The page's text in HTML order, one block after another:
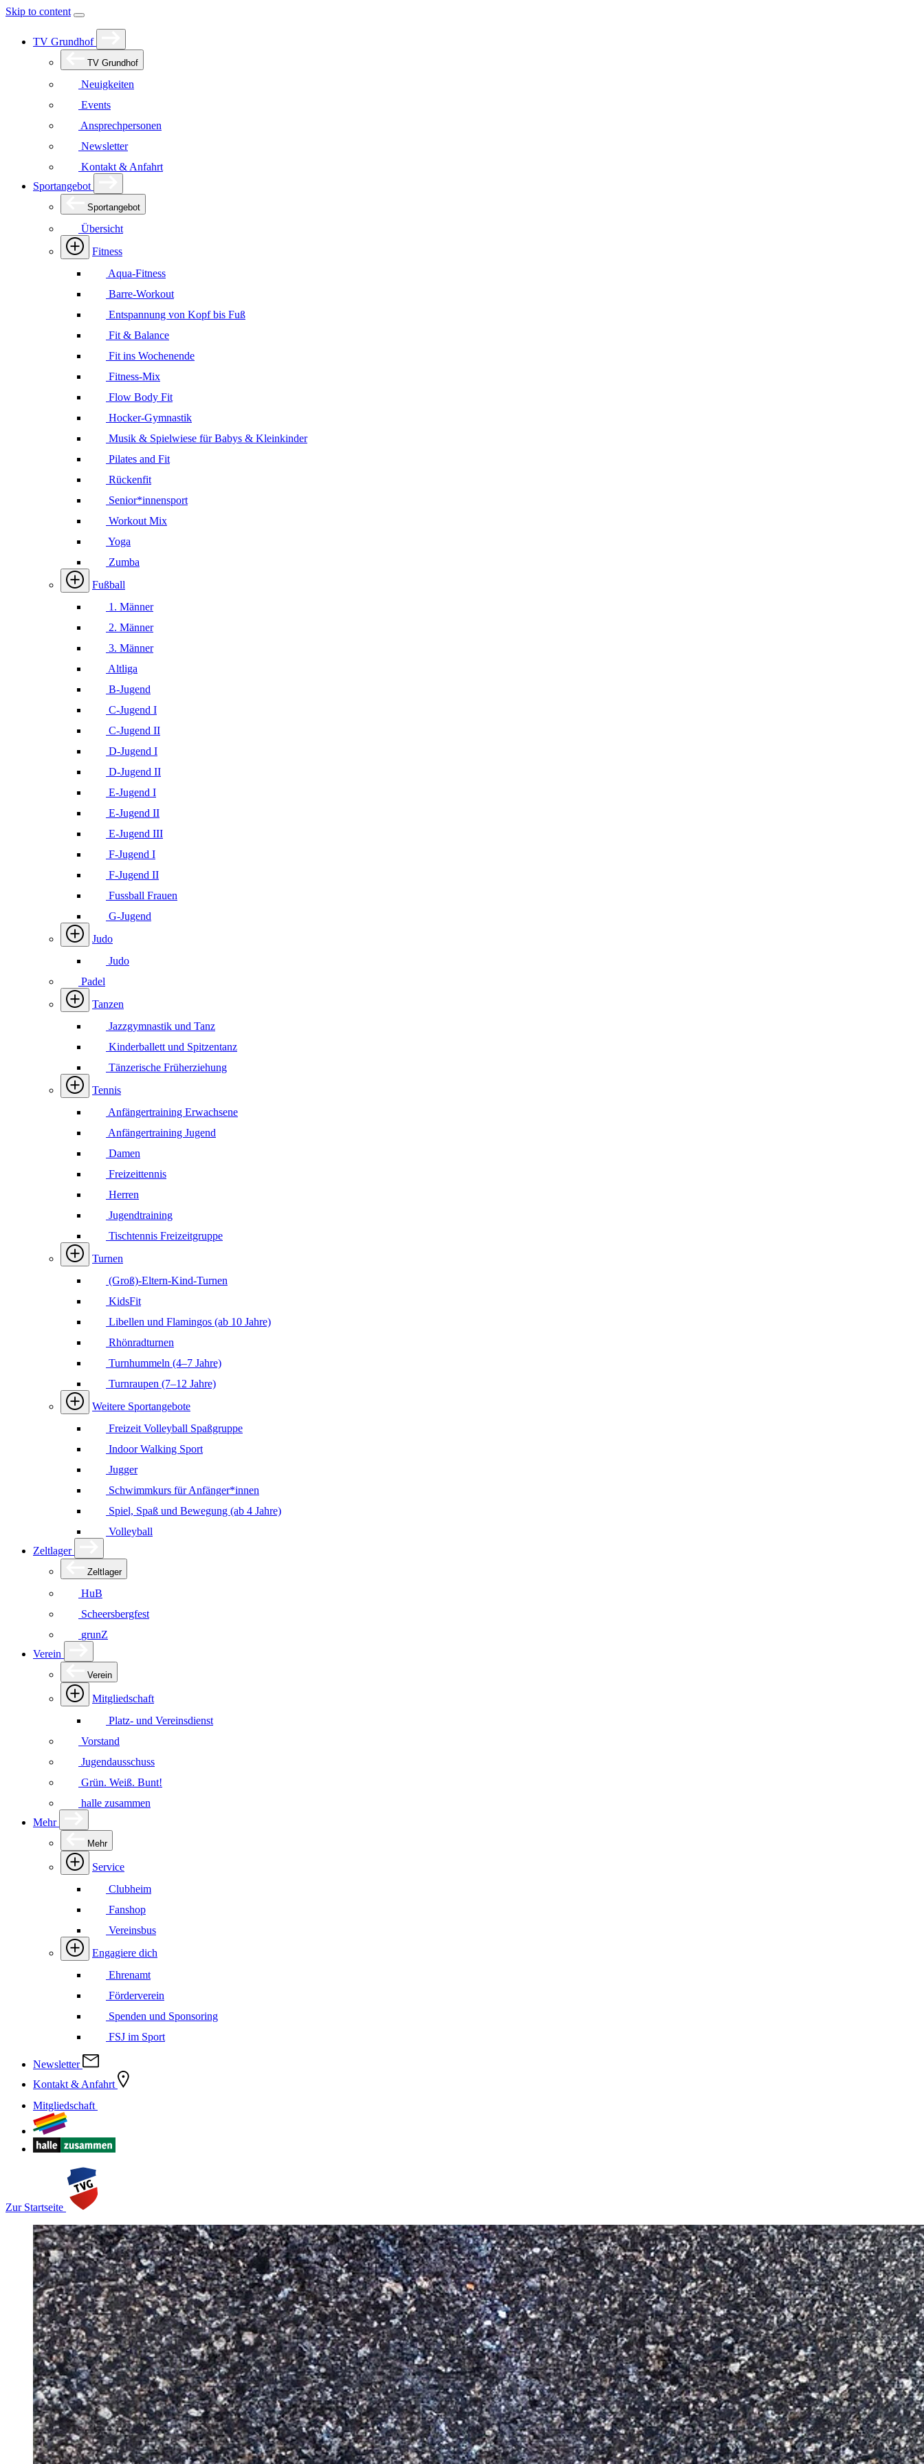
Skip to content
TV Grundhof
TV Grundhof
Neuigkeiten
Events
Ansprechpersonen
Newsletter
Kontakt & Anfahrt
Sportangebot
Sportangebot
Übersicht
Fitness
Aqua-Fitness
Barre-Workout
Entspannung von Kopf bis Fuß
Fit & Balance
Fit ins Wochenende
Fitness-Mix
Flow Body Fit
Hocker-Gymnastik
Musik & Spielwiese für Babys & Kleinkinder
Pilates and Fit
Rückenfit
Senior*innensport
Workout Mix
Yoga
Zumba
Fußball
1. Männer
2. Männer
3. Männer
Altliga
B-Jugend
C-Jugend I
C-Jugend II
D-Jugend I
D-Jugend II
E-Jugend I
E-Jugend II
E-Jugend III
F-Jugend I
F-Jugend II
Fussball Frauen
G-Jugend
Judo
Judo
Padel
Tanzen
Jazzgymnastik und Tanz
Kinderballett und Spitzentanz
Tänzerische Früherziehung
Tennis
Anfängertraining Erwachsene
Anfängertraining Jugend
Damen
Freizeittennis
Herren
Jugendtraining
Tischtennis Freizeitgruppe
Turnen
(Groß)-Eltern-Kind-Turnen
KidsFit
Libellen und Flamingos (ab 10 Jahre)
Rhönradturnen
Turnhummeln (4–7 Jahre)
Turnraupen (7–12 Jahre)
Weitere Sportangebote
Freizeit Volleyball Spaßgruppe
Indoor Walking Sport
Jugger
Schwimmkurs für Anfänger*innen
Spiel, Spaß und Bewegung (ab 4 Jahre)
Volleyball
Zeltlager
Zeltlager
HuB
Scheersbergfest
grunZ
Verein
Verein
Mitgliedschaft
Platz- und Vereinsdienst
Vorstand
Jugendausschuss
Grün. Weiß. Bunt!
halle zusammen
Mehr
Mehr
Service
Clubheim
Fanshop
Vereinsbus
Engagiere dich
Ehrenamt
Förderverein
Spenden und Sponsoring
FSJ im Sport
Newsletter
Kontakt & Anfahrt
Mitgliedschaft
Zur Startseite